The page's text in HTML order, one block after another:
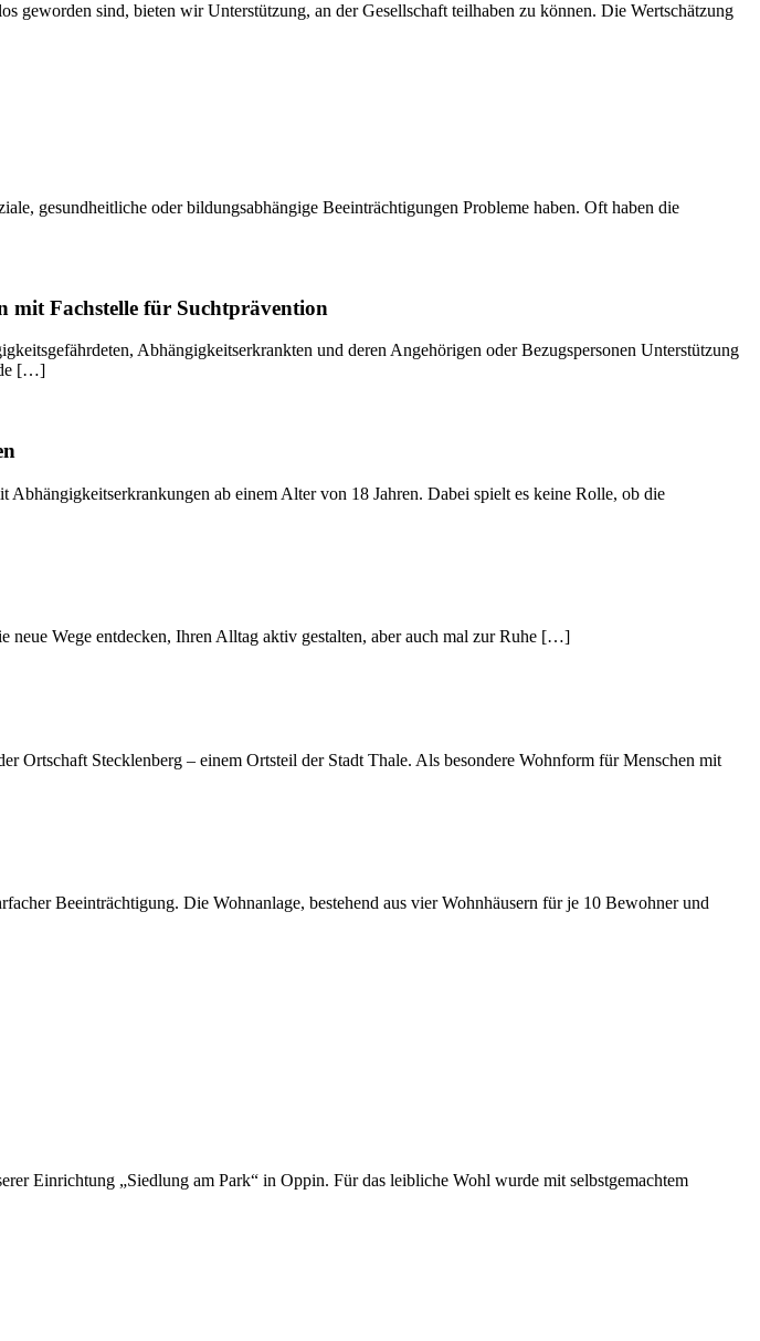
geworden sind, bieten wir Unterstützung, an der Gesellschaft teilhaben zu können. Die Wertschätzung
gesundheitliche oder bildungsabhängige Beeinträchtigungen Probleme haben. Oft haben die
mit Fachstelle für Suchtprävention
Abhängigkeitserkrankten und deren Angehörigen oder Bezugspersonen Unterstützung
[…]
ab einem Alter von 18 Jahren. Dabei spielt es keine Rolle, ob die
neue Wege entdecken, Ihren Alltag aktiv gestalten, aber auch mal zur Ruhe […]
Ortschaft Stecklenberg – einem Ortsteil der Stadt Thale. Als besondere Wohnform für Menschen mit
Beeinträchtigung. Die Wohnanlage, bestehend aus vier Wohnhäusern für je 10 Bewohner und
Einrichtung „Siedlung am Park“ in Oppin. Für das leibliche Wohl wurde mit selbstgemachtem